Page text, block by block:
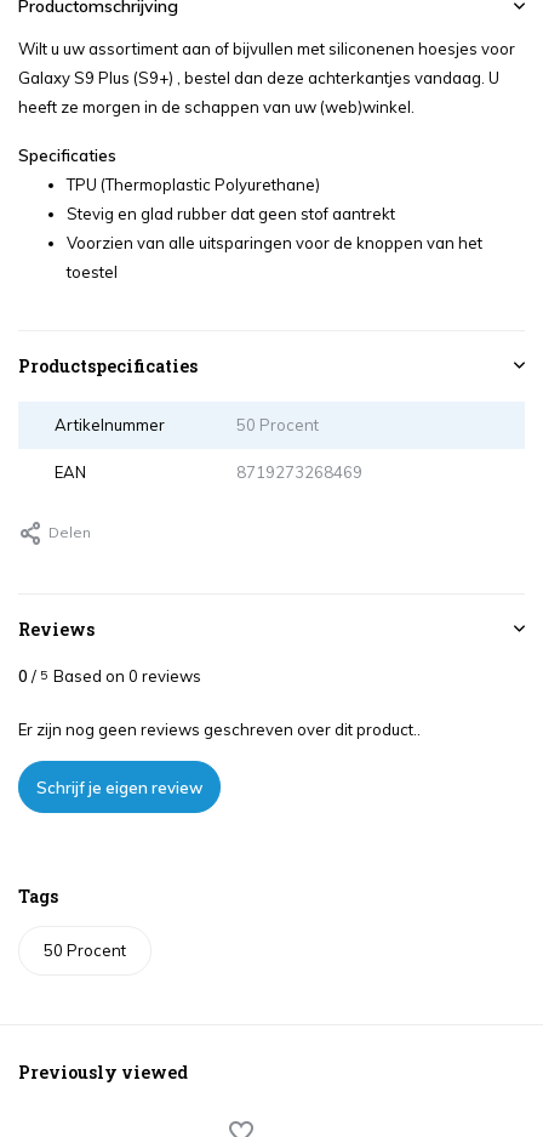
Productomschrijving
Wilt u uw assortiment aan of bijvullen met siliconenen hoesjes voor
Galaxy S9 Plus (S9+) , bestel dan deze achterkantjes vandaag. U
heeft ze morgen in de schappen van uw (web)winkel.
Specificaties
TPU (Thermoplastic Polyurethane)
Stevig en glad rubber dat geen stof aantrekt
Voorzien van alle uitsparingen voor de knoppen van het
toestel
Productspecificaties
Artikelnummer 50 Procent
EAN 8719273268469
Delen
Reviews
0 / 5 Based on 0 reviews
Er zijn nog geen reviews geschreven over dit product..
Schrijf je eigen review
Tags
50 Procent
Previously viewed